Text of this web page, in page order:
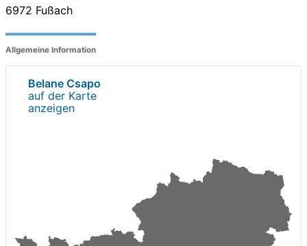
6972 Fußach
Allgemeine Information
Belane Csapo
auf der Karte
anzeigen